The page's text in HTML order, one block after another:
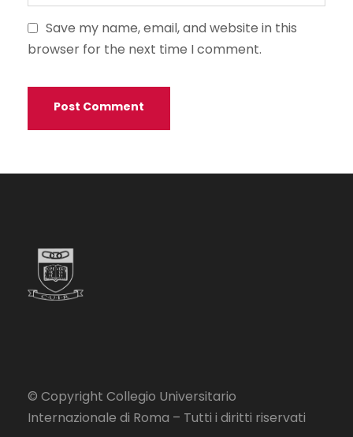
Save my name, email, and website in this
browser for the next time I comment.
© Copyright Collegio Universitario
Internazionale di Roma – Tutti i diritti riservati